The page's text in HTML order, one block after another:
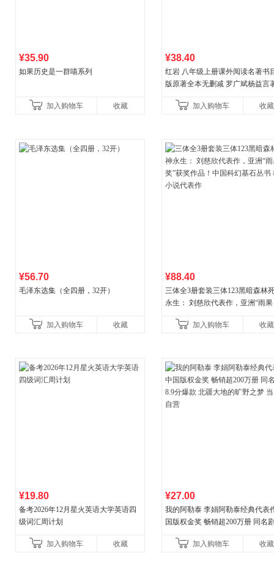
¥35.90
如果历史是一群喵系列
加入购物车 收藏
¥38.40
红岩 八年级上册课外阅读名著书
版原著全本无删减 罗广斌杨益言
国青年出版社加入购物车 收藏
¥56.70
毛泽东选集（全四册，32开）
加入购物车 收藏
¥88.40
三体全3册套装三体123黑暗森林
永生： 刘慈欣代表作，亚洲“雨果
小说代表作加入购物车 收藏
¥19.80
备考2026年12月星火英语大学英语四
级词汇周计划
加入购物车 收藏
¥27.00
我的阿勒泰 李娟阿勒泰经典代表
国版权金奖 畅销超200万册 同名
加入购物车
收藏